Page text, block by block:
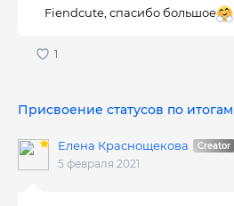
Fiendcute, спасибо большое
Присвоение статусов по
Елена Краснощекова
5 февраля 2021